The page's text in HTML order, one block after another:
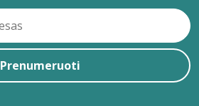
Prenumeruoti